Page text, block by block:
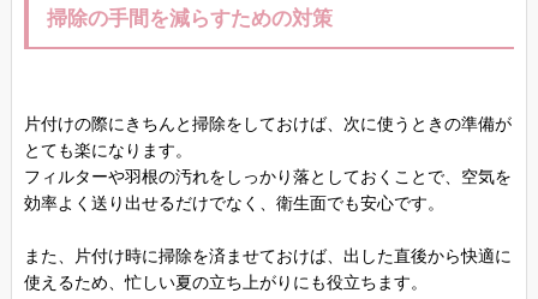
掃除の手間を減らすための対策
片付けの際にきちんと掃除をしておけば、次に使うときの準備が
とても楽になります。
フィルターや羽根の汚れをしっかり落としておくことで、空気を
効率よく送り出せるだけでなく、衛生面でも安心です。
また、片付け時に掃除を済ませておけば、出した直後から快適に
使えるため、忙しい夏の立ち上がりにも役立ちます。